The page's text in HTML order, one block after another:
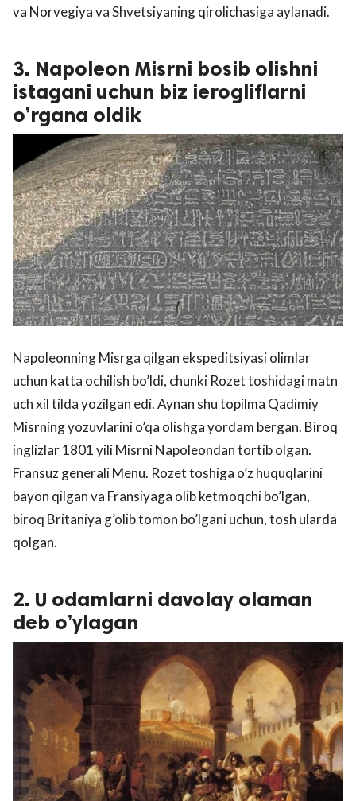
va Norvegiya va Shvetsiyaning qirolichasiga aylanadi.
3. Napoleon Misrni bosib olishni
istagani uchun biz ierogliflarni
o’rgana oldik
Napoleonning Misrga qilgan ekspeditsiyasi olimlar
uchun katta ochilish bo’ldi, chunki Rozet toshidagi matn
uch xil tilda yozilgan edi. Aynan shu topilma Qadimiy
Misrning yozuvlarini o’qa olishga yordam bergan. Biroq
inglizlar 1801 yili Misrni Napoleondan tortib olgan.
Fransuz generali Menu. Rozet toshiga o’z huquqlarini
bayon qilgan va Fransiyaga olib ketmoqchi bo’lgan,
biroq Britaniya g’olib tomon bo’lgani uchun, tosh ularda
qolgan.
2. U odamlarni davolay olaman
deb o’ylagan